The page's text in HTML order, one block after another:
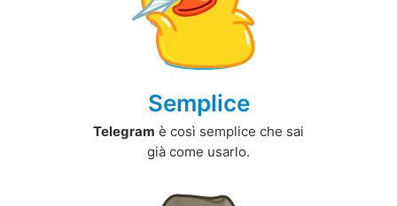
Semplice
Telegram è così semplice che sai
già come usarlo.